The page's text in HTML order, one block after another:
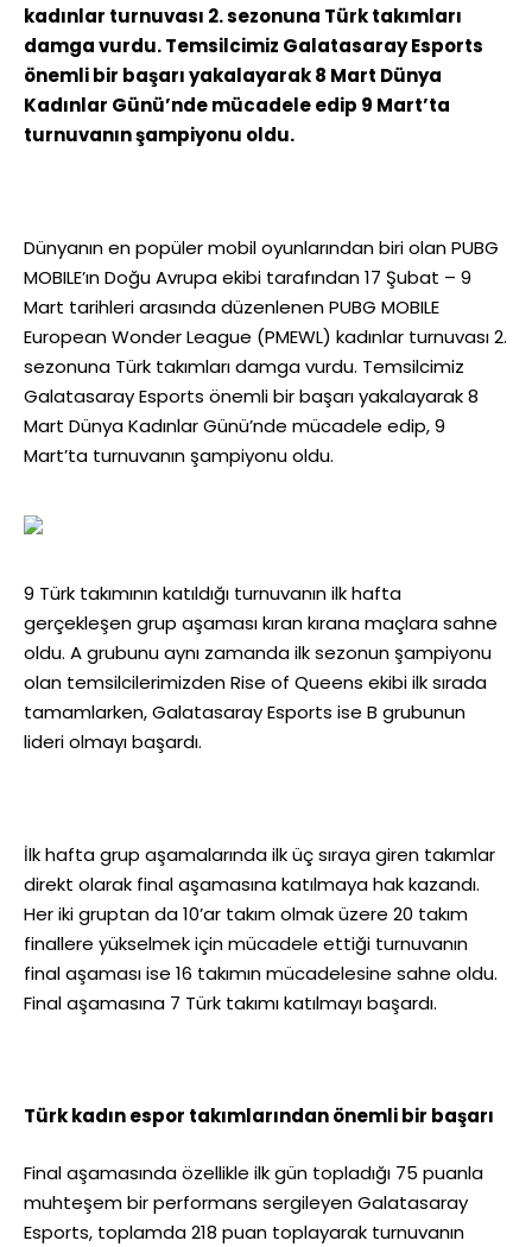
kadınlar turnuvası 2. sezonuna Türk takımları
damga vurdu. Temsilcimiz Galatasaray Esports
önemli bir başarı yakalayarak 8 Mart Dünya
Kadınlar Günü’nde mücadele edip 9 Mart’ta
turnuvanın şampiyonu oldu.
Dünyanın en popüler mobil oyunlarından biri olan PUBG
MOBILE’ın Doğu Avrupa ekibi tarafından 17 Şubat – 9
Mart tarihleri arasında düzenlenen PUBG MOBILE
European Wonder League (PMEWL) kadınlar turnuvası 2.
sezonuna Türk takımları damga vurdu. Temsilcimiz
Galatasaray Esports önemli bir başarı yakalayarak 8
Mart Dünya Kadınlar Günü’nde mücadele edip, 9
Mart’ta turnuvanın şampiyonu oldu.
9 Türk takımının katıldığı turnuvanın ilk hafta
gerçekleşen grup aşaması kıran kırana maçlara sahne
oldu. A grubunu aynı zamanda ilk sezonun şampiyonu
olan temsilcilerimizden Rise of Queens ekibi ilk sırada
tamamlarken, Galatasaray Esports ise B grubunun
lideri olmayı başardı.
İlk hafta grup aşamalarında ilk üç sıraya giren takımlar
direkt olarak final aşamasına katılmaya hak kazandı.
Her iki gruptan da 10’ar takım olmak üzere 20 takım
finallere yükselmek için mücadele ettiği turnuvanın
final aşaması ise 16 takımın mücadelesine sahne oldu.
Final aşamasına 7 Türk takımı katılmayı başardı.
Türk kadın espor takımlarından önemli bir başarı
Final aşamasında özellikle ilk gün topladığı 75 puanla
muhteşem bir performans sergileyen Galatasaray
Esports, toplamda 218 puan toplayarak turnuvanın